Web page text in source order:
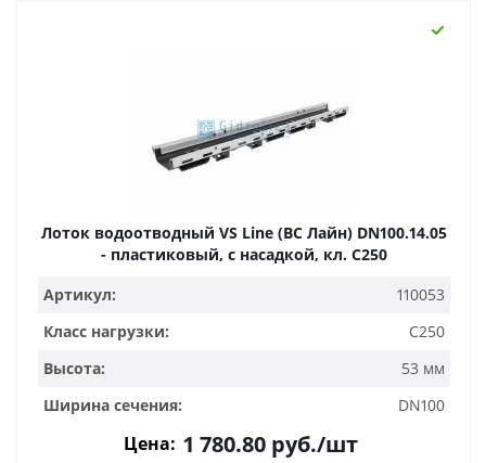
Лоток водоотводный VS Line (ВС Лайн) DN100.14.05
- пластиковый, с насадкой, кл. С250
Артикул:
110053
Класс нагрузки:
C250
Высота:
53 мм
Ширина сечения:
DN100
Цена: 1 780.80руб./шт